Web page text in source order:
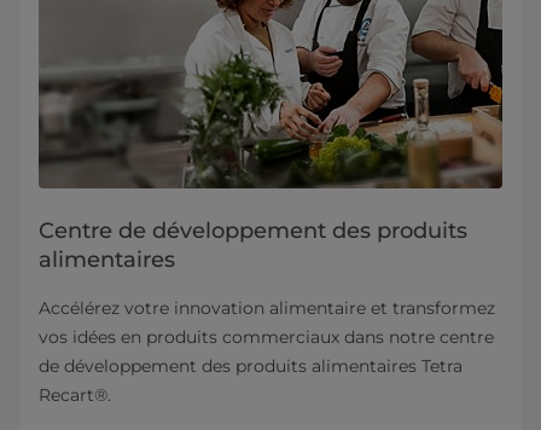
Centre de développement des produits
alimentaires
Accélérez votre innovation alimentaire et transformez
vos idées en produits commerciaux dans notre centre
de développement des produits alimentaires Tetra
Recart®.